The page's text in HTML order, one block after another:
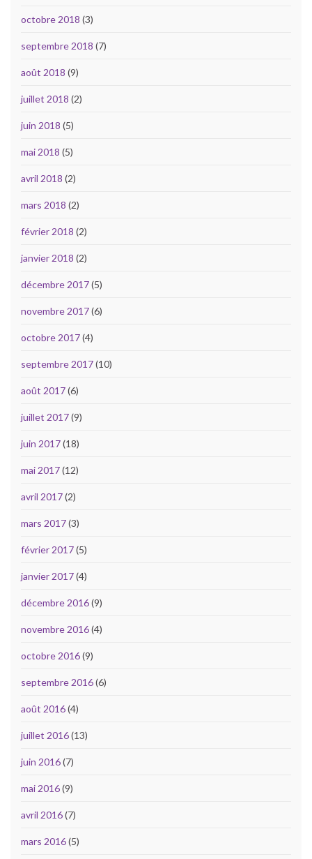
octobre 2018 (3)
septembre 2018 (7)
août 2018 (9)
juillet 2018 (2)
juin 2018 (5)
mai 2018 (5)
avril 2018 (2)
mars 2018 (2)
février 2018 (2)
janvier 2018 (2)
décembre 2017(5)
novembre 2017(6)
octobre 2017(4)
septembre 2017(10)
août 2017(6)
juillet 2017(9)
juin 2017(18)
mai 2017(12)
avril 2017(2)
mars 2017(3)
février 2017(5)
janvier 2017(4)
décembre 2016(9)
novembre 2016(4)
octobre 2016(9)
septembre 2016(6)
août 2016(4)
juillet 2016(13)
juin 2016(7)
mai 2016(9)
avril 2016(7)
mars 2016(5)